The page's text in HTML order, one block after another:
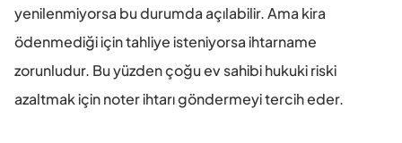
yenilenmiyorsa bu durumda açılabilir. Ama kira
ödenmediği için tahliye isteniyorsa ihtarname
zorunludur. Bu yüzden çoğu ev sahibi hukuki riski
azaltmak için noter ihtarı göndermeyi tercih eder.